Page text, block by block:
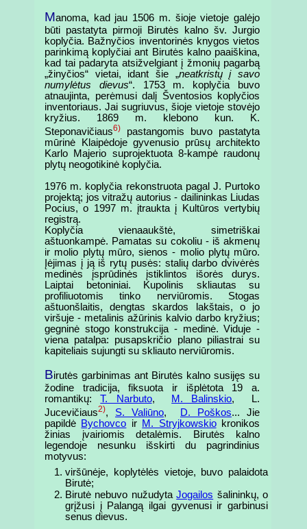
Manoma, kad jau 1506 m. šioje vietoje galėjo
būti pastatyta pirmoji Birutės kalno šv. Jurgio
koplyčia. Bažnyčios inventorinės knygos vietos
parinkimą koplyčiai ant Birutės kalno paaiškina,
kad tai padaryta atsižvelgiant į žmonių pagarbą
„žinyčios“ vietai, idant šie „neatkristų į savo
numylėtus dievus“. 1753 m. koplyčia buvo
atnaujinta, perėmusi dalį Šventosios koplyčios
inventoriaus. Jai sugriuvus, šioje vietoje stovėjo
kryžius. 1869 m. klebono kun. K.
Steponavičiaus6) pastangomis buvo pastatyta
mūrinė Klaipėdoje gyvenusio prūsų architekto
Karlo Majerio suprojektuota 8-kampė raudonų
plytų neogotikinė koplyčia.
1976 m. koplyčia rekonstruota pagal J. Purtoko
projektą; jos vitražų autorius - dailininkas Liudas
Pocius, o 1997 m. įtraukta į Kultūros vertybių
registrą.
Koplyčia vienaaukštė, simetriškai
aštuonkampė. Pamatas su cokoliu - iš akmenų
ir molio plytų mūro, sienos - molio plytų mūro.
Įėjimas į ją iš rytų pusės: stalių darbo dvivėrės
medinės įsprūdinės įstiklintos išorės durys.
Laiptai betoniniai. Kupolinis skliautas su
profiliuotomis tinko nerviūromis. Stogas
aštuonšlaitis, dengtas skardos lakštais, o jo
viršuje - metalinis ažūrinis kalvio darbo kryžius;
gegninė stogo konstrukcija - medinė. Viduje -
viena patalpa: pusapskričio plano piliastrai su
kapiteliais sujungti su skliauto nerviūromis.
Birutės garbinimas ant Birutės kalno susijęs su
žodine tradicija, fiksuota ir išplėtota 19 a.
romantikų:T. Narbuto, M. Balinskio, L.
Jucevičiaus2), S. Valiūno, D. Poškos... Jie
papildė Bychovco ir M. Stryjkowskiokronikos
žinias įvairiomis detalėmis. Birutės kalno
legendoje nesunku išskirti du pagrindinius
motyvus:
viršūnėje, koplytėlės vietoje, buvo palaidota
Birutė;
Birutė nebuvo nužudytaJogailos šalininkų, o
grįžusi į Palangą ilgai gyvenusi ir garbinusi
senus dievus.